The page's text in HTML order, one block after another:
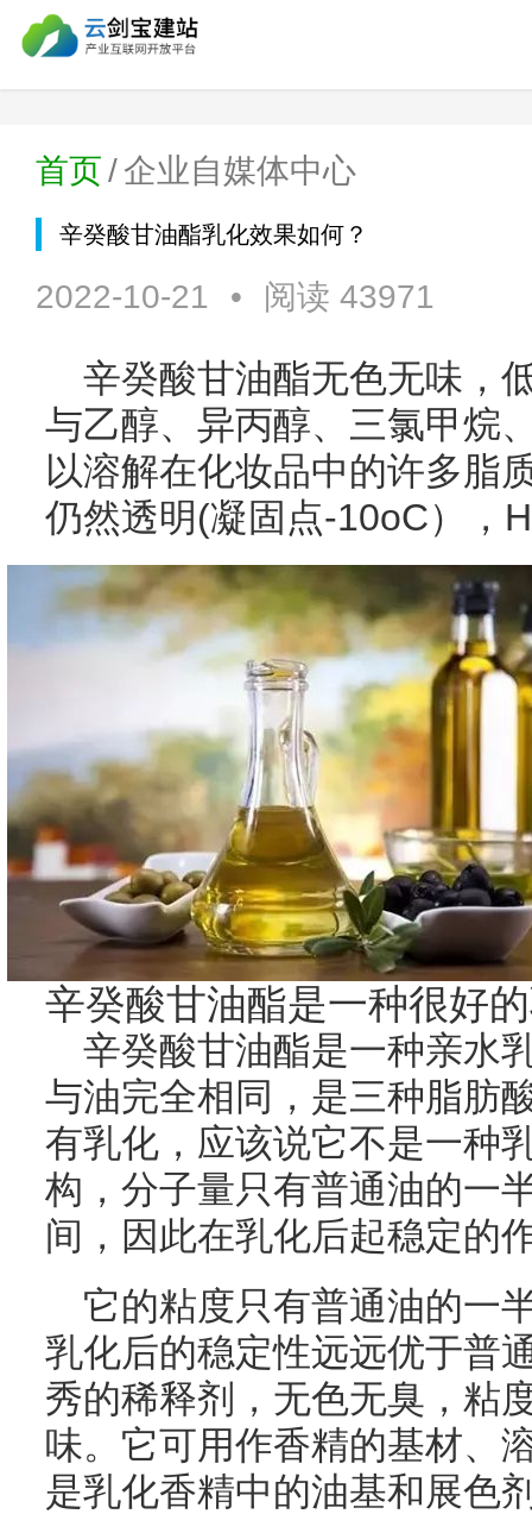
首页/企业自媒体中心
辛癸酸甘油酯乳化效果如何？
2022-10-21 • 阅读 43971
辛癸酸甘油酯无色无味，
与乙醇、异丙醇、三氯甲烷
以溶解在化妆品中的许多脂
仍然透明(凝固点-10oC），
辛癸酸甘油酯是一种很好
辛癸酸甘油酯是一种亲水
与油完全相同，是三种脂肪
有乳化，应该说它不是一种
构，分子量只有普通油的一
间，因此在乳化后起稳定的
它的粘度只有普通油的一
乳化后的稳定性远远优于普
秀的稀释剂，无色无臭，粘
味。它可用作香精的基材、
是乳化香精中的油基和展色